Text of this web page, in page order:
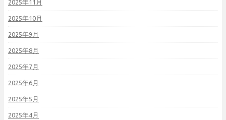
2025年11月
2025年10月
2025年9月
2025年8月
2025年7月
2025年6月
2025年5月
2025年4月